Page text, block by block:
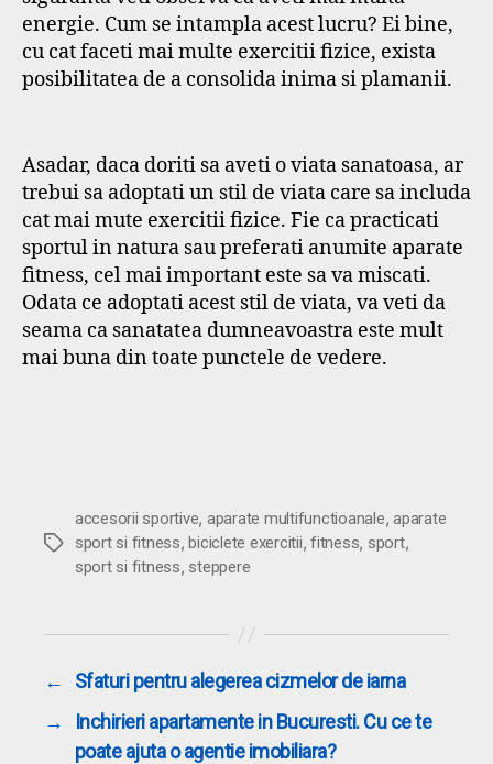
energie. Cum se intampla acest lucru? Ei bine,
cu cat faceti mai multe exercitii fizice, exista
posibilitatea de a consolida inima si plamanii.
Asadar, daca doriti sa aveti o viata sanatoasa, ar
trebui sa adoptati un stil de viata care sa includa
cat mai mute exercitii fizice. Fie ca practicati
sportul in natura sau preferati anumite aparate
fitness, cel mai important este sa va miscati.
Odata ce adoptati acest stil de viata, va veti da
seama ca sanatatea dumneavoastra este mult
mai buna din toate punctele de vedere.
Etichete
accesorii sportive, aparate multifunctioanale,aparate
sport si fitness,biciclete exercitii,fitness, sport,
sport si fitness, steppere
←
Sfaturi pentru alegerea cizmelor de iarna
→
Inchirieri apartamente in Bucuresti. Cu ce te
poate ajuta o agentie imobiliara?